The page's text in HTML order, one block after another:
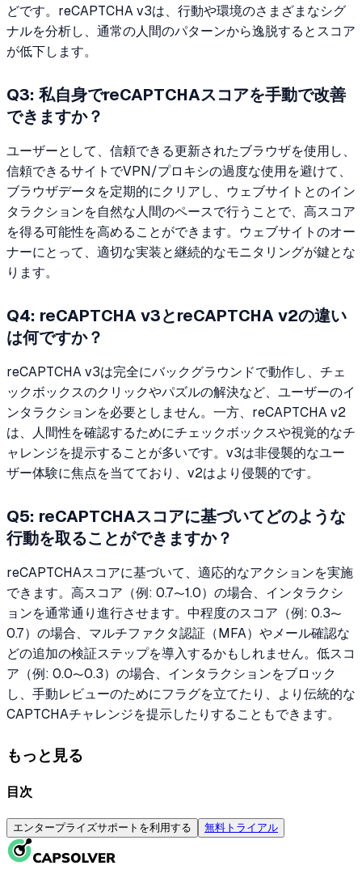
どです。reCAPTCHA v3は、行動や環境のさまざまなシグ
ナルを分析し、通常の人間のパターンから逸脱するとスコア
が低下します。
Q3: 私自身でreCAPTCHAスコアを手動で改善
できますか？
ユーザーとして、信頼できる更新されたブラウザを使用し、
信頼できるサイトでVPN/プロキシの過度な使用を避けて、
ブラウザデータを定期的にクリアし、ウェブサイトとのイン
タラクションを自然な人間のペースで行うことで、高スコア
を得る可能性を高めることができます。ウェブサイトのオー
ナーにとって、適切な実装と継続的なモニタリングが鍵とな
ります。
Q4: reCAPTCHA v3とreCAPTCHA v2の違い
は何ですか？
reCAPTCHA v3は完全にバックグラウンドで動作し、チェ
ックボックスのクリックやパズルの解決など、ユーザーのイ
ンタラクションを必要としません。一方、reCAPTCHA v2
は、人間性を確認するためにチェックボックスや視覚的なチ
ャレンジを提示することが多いです。v3は非侵襲的なユー
ザー体験に焦点を当てており、v2はより侵襲的です。
Q5: reCAPTCHAスコアに基づいてどのような
行動を取ることができますか？
reCAPTCHAスコアに基づいて、適応的なアクションを実施
できます。高スコア（例: 0.7〜1.0）の場合、インタラクシ
ョンを通常通り進行させます。中程度のスコア（例: 0.3〜
0.7）の場合、マルチファクタ認証（MFA）やメール確認な
どの追加の検証ステップを導入するかもしれません。低スコ
ア（例: 0.0〜0.3）の場合、インタラクションをブロック
し、手動レビューのためにフラグを立てたり、より伝統的な
CAPTCHAチャレンジを提示したりすることもできます。
もっと見る
目次
エンタープライズサポートを利用する 無料トライアル